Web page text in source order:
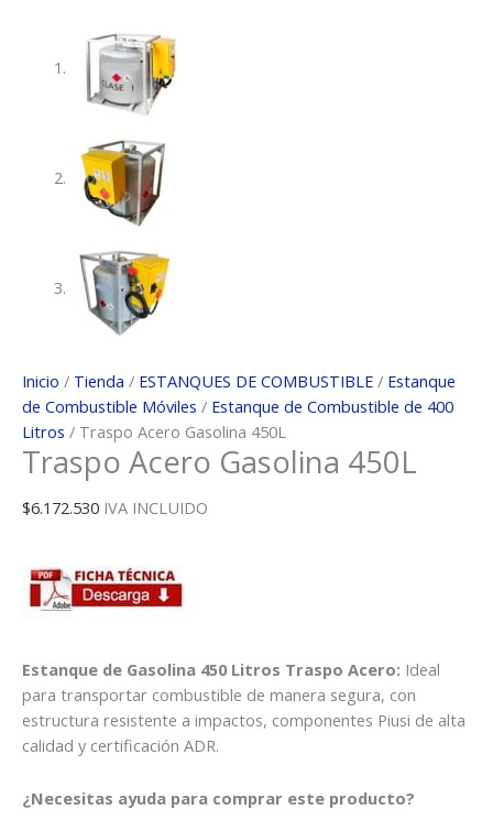
Inicio / Tienda / ESTANQUES DE COMBUSTIBLE / Estanque
de Combustible Móviles / Estanque de Combustible de 400
Litros / Traspo Acero Gasolina 450L
Traspo Acero Gasolina 450L
$6.172.530 IVA INCLUIDO
Estanque de Gasolina 450 Litros Traspo Acero: Ideal
para transportar combustible de manera segura, con
estructura resistente a impactos, componentes Piusi de alta
calidad y certificación ADR.
¿Necesitas ayuda para comprar este producto?